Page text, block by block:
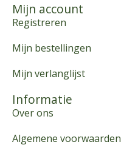
Mijn account
Registreren
Mijn bestellingen
Mijn verlanglijst
Informatie
Over ons
Algemene voorwaarden